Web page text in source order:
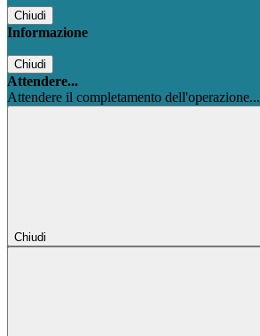
Chiudi
Informazione
Chiudi
Attendere...
Attendere il completamento dell'operazione...
Chiudi